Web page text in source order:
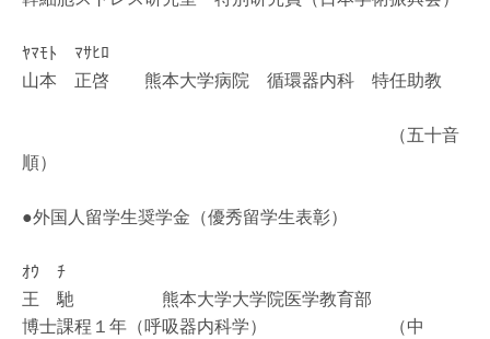
ﾔﾏﾓﾄ ﾏｻﾋﾛ
山本 正啓 熊本大学病院 循環器内科 特任助教
（五十音
順）
●外国人留学生奨学金（優秀留学生表彰）
ｵｳ ﾁ
王 馳 熊本大学大学院医学教育部
博士課程１年（呼吸器内科学） （中